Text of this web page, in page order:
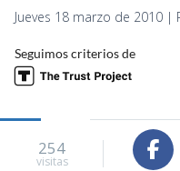
Jueves 18 marzo de 2010 |
Seguimos criterios de
254
visitas